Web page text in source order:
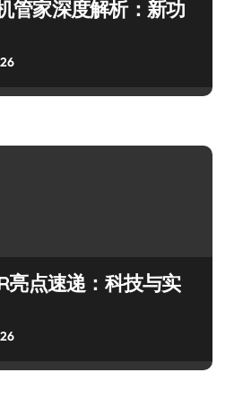
管家深度解析：新功
亮点速递：科技与实